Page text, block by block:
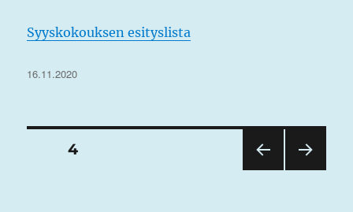
Syyskokouksen esityslista
Julkaistu
16.11.2020
Artikkelien
SIVU4